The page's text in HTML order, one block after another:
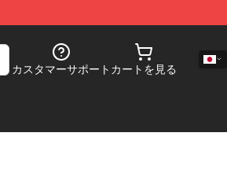
カスタマーサポート カートを見る